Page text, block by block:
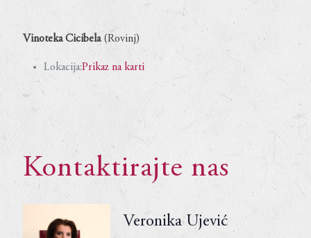
Vinoteka Cicibela(Rovinj)
Lokacija:Prikaz na karti
Kontaktirajte nas
Veronika Ujević